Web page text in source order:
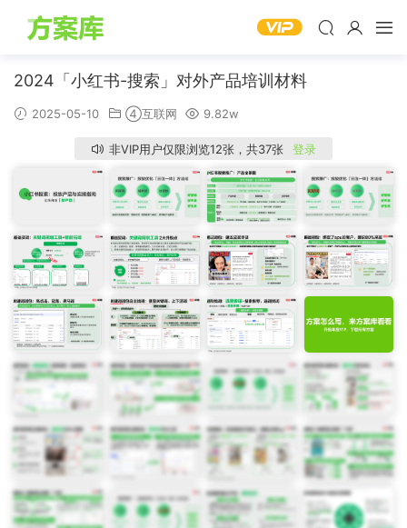
2024「小红书-搜索」对外产品培训材料
2025-05-10 ④互联网 9.82w
非VIP用户仅限浏览12张，共37张 登录